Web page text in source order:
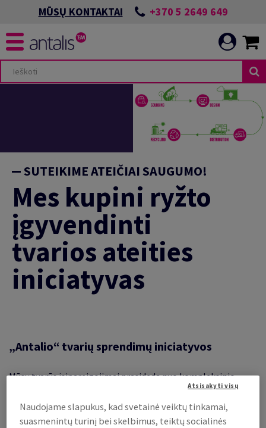
MŪSŲ KONTAKTAI +370 5 2649 649
SUTEIKIME ATEIČIAI SAUGUMO!
Mes kupini ryžto
įgyvendinti
tvarios ateities
iniciatyvas
„Antalio“ tvarių sprendimų iniciatyvos
Mūsų tvarūs įsipareigojimai prasideda nuo kompleksinio
požiūrio į visą tiekimo ir pridėtinės vertės klientui grandinę:
iš kur mes užsakome, kaip projektuojame pakuotes, kaip
pristatome ir skatiname perdirbimą.
Naudojame slapukus, kad svetainė veiktų tinkamai,
suasmenintų turinį bei skelbimus, teiktų socialinės
Atsisakyti visų